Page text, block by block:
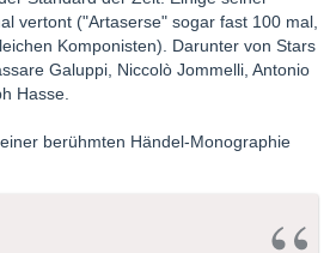
vertont ("Artaserse" sogar fast 100 mal,
Komponisten). Darunter von Stars
Galuppi, Niccolò Jommelli, Antonio
Hasse.
berühmten Händel-Monographie